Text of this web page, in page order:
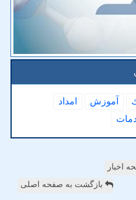
آموزش
امداد
اخبار
بازگشت به صفحه اصلی